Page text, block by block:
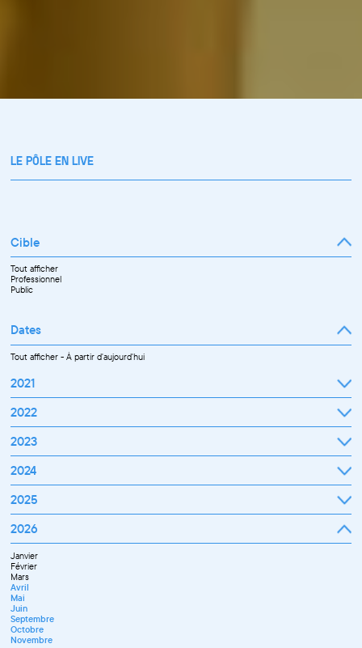
LE PÔLE EN LIVE
Cible
Tout afficher
Professionnel
Public
Dates
Tout afficher-À partir d'aujourd'hui
2021
Septembre
Octobre
Novembre
Décembre
2022
Janvier
Février
Mars
Avril
Juillet
Septembre
Octobre
Novembre
Décembre
2023
Janvier
Février
Mars
Avril
Septembre
Octobre
Novembre
Décembre
2024
Janvier
Février
Mars
Avril
Juillet
Septembre
Novembre
Décembre
2025
Janvier
Février
Mars
Avril
Mai
Juin
Juillet
Septembre
Octobre
Novembre
Décembre
2026
Janvier
Février
Mars
Avril
Mai
Juin
Septembre
Octobre
Novembre